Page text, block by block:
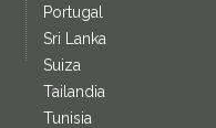
Portugal
Sri Lanka
Suiza
Tailandia
Tunisia